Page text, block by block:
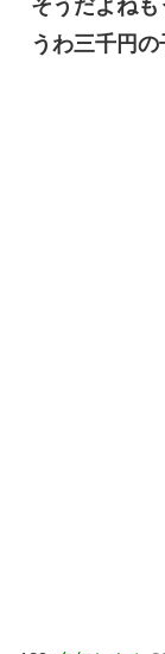
そうだよね
うわ三千円